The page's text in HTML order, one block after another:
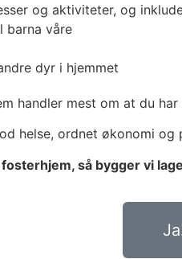
og aktiviteter, og
barna våre
dyr i hjemmet
handler mest om at du
helse, ordnet økonomi og
så bygger vi